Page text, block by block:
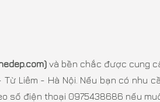
và bền chắc được cung
Liêm - Hà Nội. Nếu bạn có
số điện thoại 0975438686 nếu